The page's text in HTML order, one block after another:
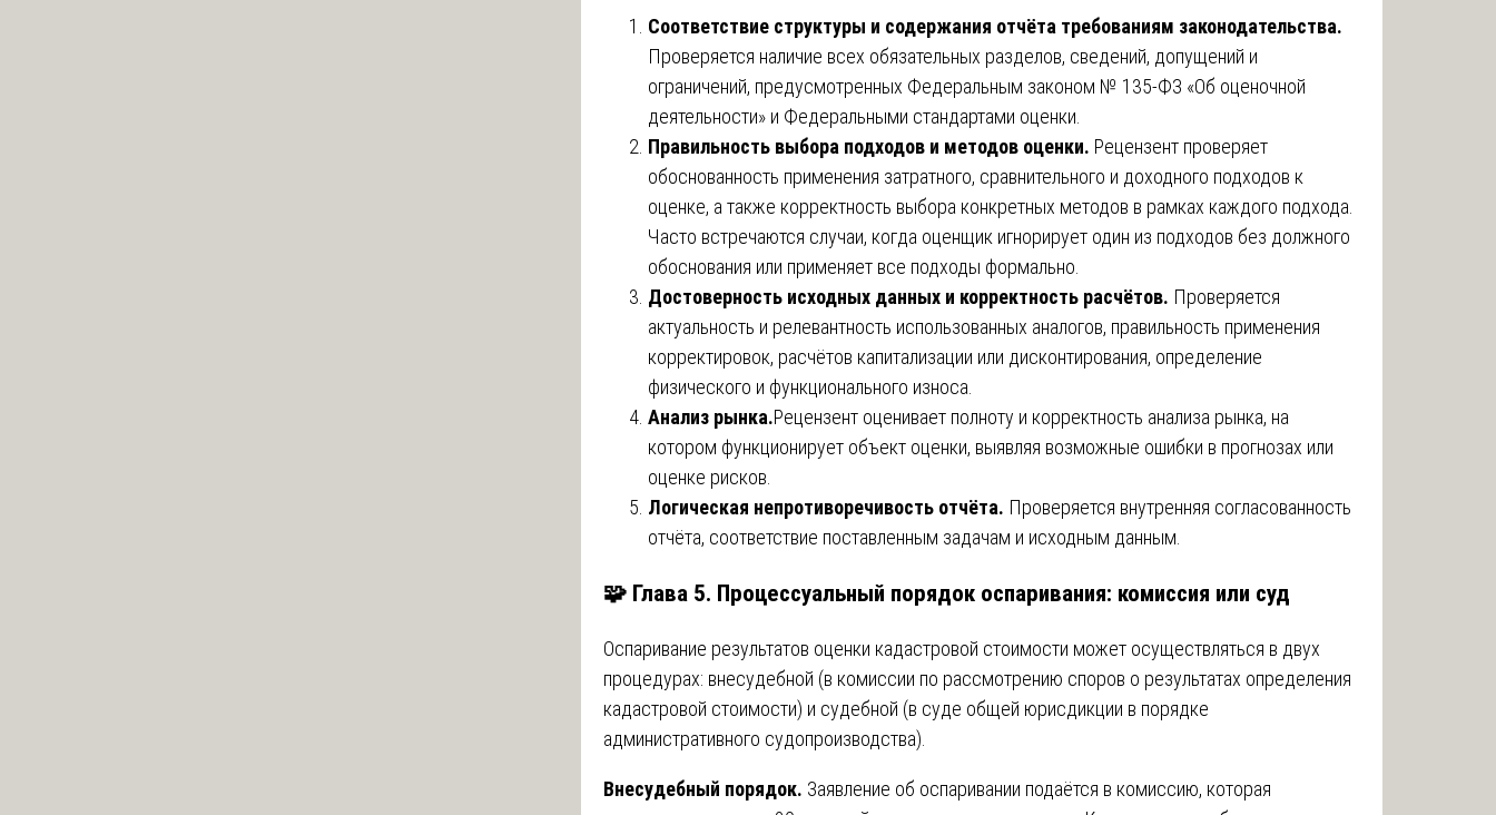
Соответствие структуры и содержания отчёта требованиям законодательства.
Проверяется наличие всех обязательных разделов, сведений, допущений и
ограничений, предусмотренных Федеральным законом № 135-ФЗ «Об оценочной
деятельности» и Федеральными стандартами оценки.
Правильность выбора подходов и методов оценки. Рецензент проверяет
обоснованность применения затратного, сравнительного и доходного подходов к
оценке, а также корректность выбора конкретных методов в рамках каждого подхода.
Часто встречаются случаи, когда оценщик игнорирует один из подходов без должного
обоснования или применяет все подходы формально.
Достоверность исходных данных и корректность расчётов. Проверяется
актуальность и релевантность использованных аналогов, правильность применения
корректировок, расчётов капитализации или дисконтирования, определение
физического и функционального износа.
Анализ рынка.Рецензент оценивает полноту и корректность анализа рынка, на
котором функционирует объект оценки, выявляя возможные ошибки в прогнозах или
оценке рисков.
Логическая непротиворечивость отчёта. Проверяется внутренняя согласованность
отчёта, соответствие поставленным задачам и исходным данным.
🧩 Глава 5. Процессуальный порядок оспаривания: комиссия или суд
Оспаривание результатов оценки кадастровой стоимости может осуществляться в двух
процедурах: внесудебной (в комиссии по рассмотрению споров о результатах определения
кадастровой стоимости) и судебной (в суде общей юрисдикции в порядке
административного судопроизводства).
Внесудебный порядок. Заявление об оспаривании подаётся в комиссию, которая